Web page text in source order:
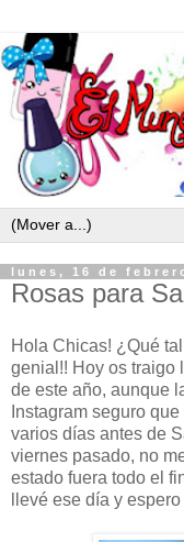
lunes, 16 de
Rosas para
Hola Chicas! ¿Qué
genial!! Hoy os traigo
de este año, aunque
Instagram seguro
varios días antes de
viernes pasado, no
estado fuera todo el
llevé ese día y